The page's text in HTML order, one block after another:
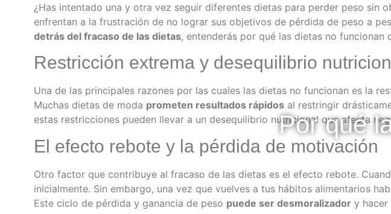
Por qué
¿Has intentado una y otra vez seguir diferentes dietas para perder peso sin
enfrentan a la frustración de no lograr sus objetivos de pérdida de peso a
detrás del fracaso de las dietas, entenderás por qué las dietas no
Restricción extrema y desequilibrio
Una de las principales razones por las cuales las dietas no funcionan es la
Muchas dietas de moda prometen resultados rápidosal restringir
estas restricciones pueden llevar a un desequilibrio nutricional que afecta
El efecto rebote y la pérdida de motivación
Otro factor que contribuye al fracaso de las dietas es el efecto rebote.
inicialmente. Sin embargo, una vez que vuelves a tus hábitos alimentarios
Este ciclo de pérdida y ganancia de peso puede ser desmoralizadory hacer